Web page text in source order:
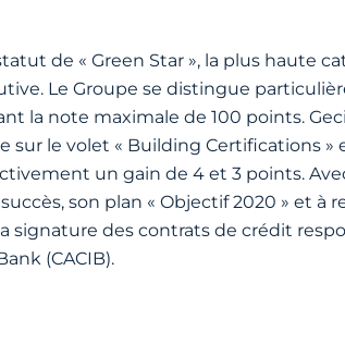
de « Green Star », la plus haute
Le Groupe se distingue
la note maximale de 100 points.
le volet « Building Certifications »
un gain de 4 et 3 points.
son plan « Objectif 2020 » et à
signature des contrats de crédit
(CACIB).